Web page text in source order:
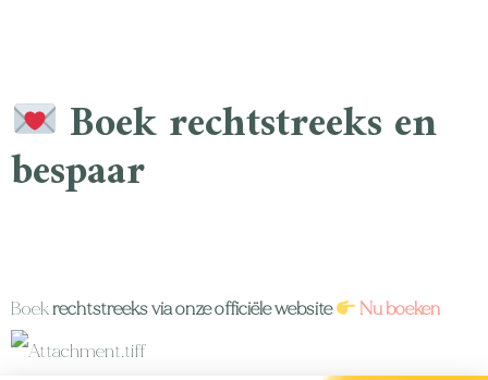
Boek rechtstreeks en
bespaar
Boekrechtstreeks via onze officiële website Nu boeken